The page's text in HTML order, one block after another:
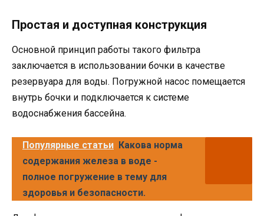
Простая и доступная конструкция
Основной принцип работы такого фильтра
заключается в использовании бочки в качестве
резервуара для воды. Погружной насос помещается
внутрь бочки и подключается к системе
водоснабжения бассейна.
Популярные статьи Какова норма
содержания железа в воде -
полное погружение в тему для
здоровья и безопасности.